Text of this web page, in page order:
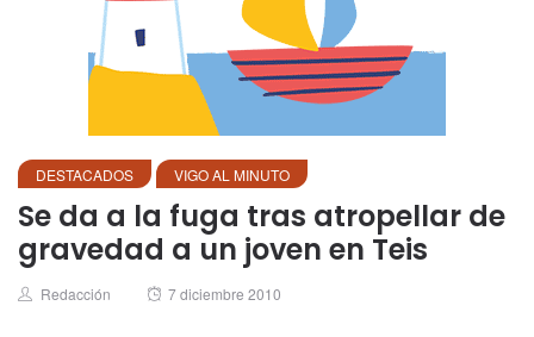
DESTACADOS VIGO AL MINUTO
Se da a la fuga tras atropellar de
gravedad a un joven en Teis
Author
Redacción
Posted
7 diciembre 2010